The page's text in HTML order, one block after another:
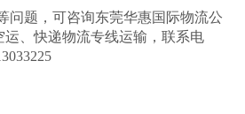
问题，可咨询东莞华惠国际物流公
、快递物流专线运输，联系电